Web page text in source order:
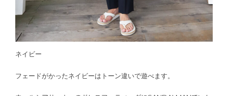
ネイビー
フェードがかったネイビーはトーン違いで遊べます。